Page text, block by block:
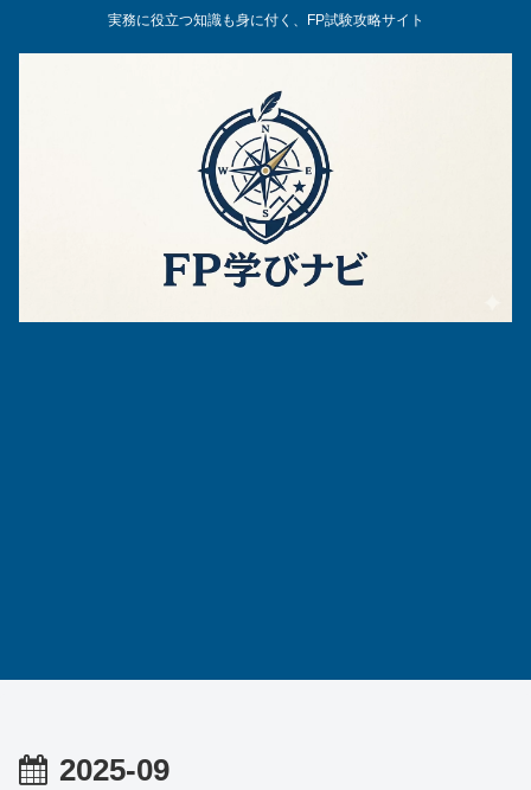
実務に役立つ知識も身に付く、FP試験攻略サイト
2025-09